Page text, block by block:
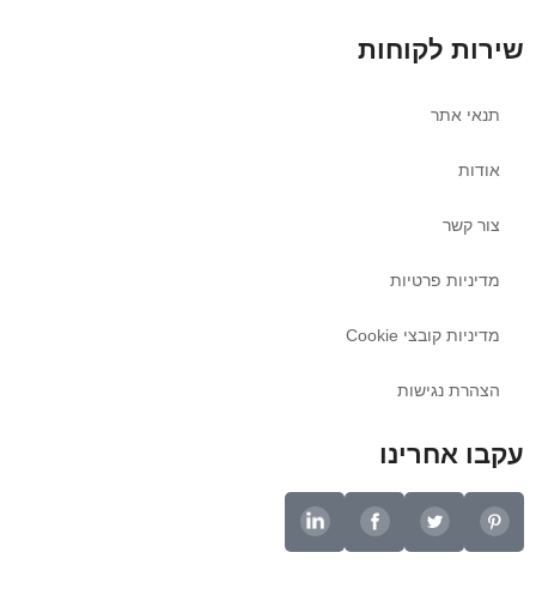
שירות לקוחות
תנאי אתר
אודות
צור קשר
מדיניות פרטיות
מדיניות קובצי Cookie
הצהרת נגישות
עקבו אחרינו